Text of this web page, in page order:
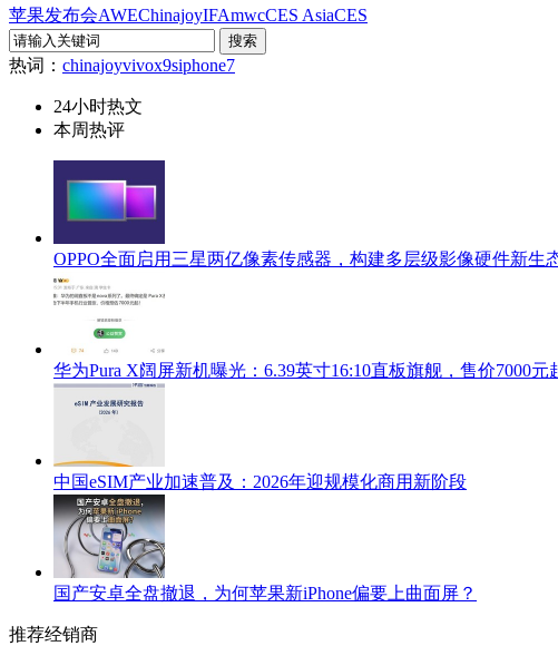
苹果发布会AWEChinajoyIFAmwcCES AsiaCES
热词： chinajoyvivox9siphone7
24小时热文
本周热评
OPPO全面启用三星两亿像素传感器，构建多层级影像硬件新生
华为Pura X阔屏新机曝光：6.39英寸16:10直板旗舰，售价7000元
中国eSIM产业加速普及：2026年迎规模化商用新阶段
国产安卓全盘撤退，为何苹果新iPhone偏要上曲面屏？
推荐经销商